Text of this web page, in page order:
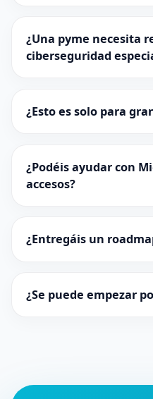
¿Una pyme necesita
ciberseguridad
¿Esto es solo para
¿Podéis ayudar con
accesos?
¿Entregáis un
¿Se puede empezar